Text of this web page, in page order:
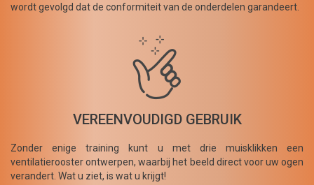
wordt gevolgd dat de conformiteit van de onderdelen garandeert.
VEREENVOUDIGD GEBRUIK
Zonder enige training kunt u met drie muisklikken een
ventilatierooster ontwerpen, waarbij het beeld direct voor uw ogen
verandert. Wat u ziet, is wat u krijgt!